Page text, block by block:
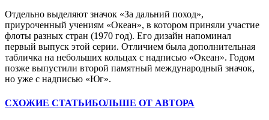
Отдельно выделяют значок «За дальний поход»,
приуроченный учениям «Океан», в котором приняли участие
флоты разных стран (1970 год). Его дизайн напоминал
первый выпуск этой серии. Отличием была дополнительная
табличка на небольших кольцах с надписью «Океан». Годом
позже выпустили второй памятный международный значок,
но уже с надписью «Юг».
СХОЖИЕ СТАТЬИБОЛЬШЕ ОТ АВТОРА